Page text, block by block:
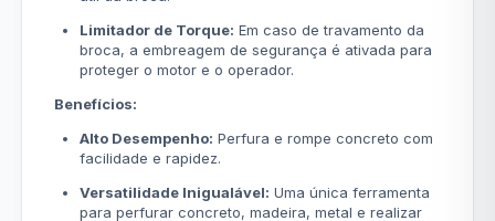
Limitador de Torque: Em caso de travamento da
broca, a embreagem de segurança é ativada para
proteger o motor e o operador.
Benefícios:
Alto Desempenho: Perfura e rompe concreto com
facilidade e rapidez.
Versatilidade Inigualável: Uma única ferramenta
para perfurar concreto, madeira, metal e realizar